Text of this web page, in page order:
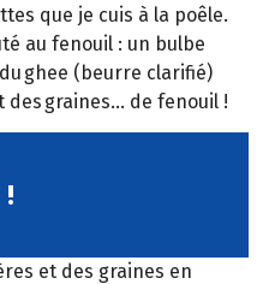
que je cuis à la poêle.
au fenouil : un bulbe
ghee (beurre clarifié)
des graines… de fenouil !
!
et des graines en